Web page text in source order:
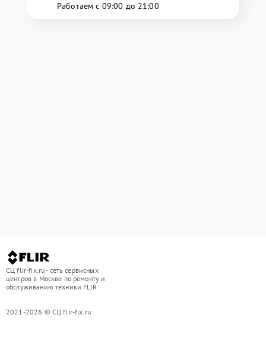
Работаем с 09:00 до 21:00
СЦ flir-fix.ru - сеть сервисных
центров в Москве по ремонту и
обслуживанию техники FLIR
2021-2026 © СЦ flir-fix.ru